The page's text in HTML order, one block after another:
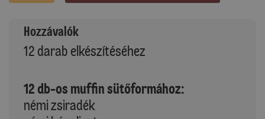
Hozzávalók
12 darab elkészítéséhez
12 db-os muffin sütőformához:
némi zsiradék